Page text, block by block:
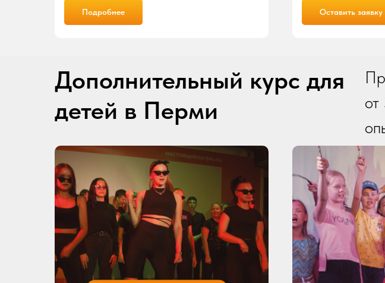
Подробнее Оставить заявку
Дополнительный курс для
детей в Перми